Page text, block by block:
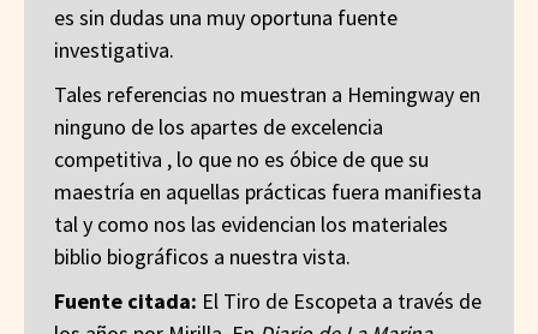
es sin dudas una muy oportuna fuente
investigativa.
Tales referencias no muestran a Hemingway en
ninguno de los apartes de excelencia
competitiva , lo que no es óbice de que su
maestría en aquellas prácticas fuera manifiesta
tal y como nos las evidencian los materiales
biblio biográficos a nuestra vista.
Fuente citada: El Tiro de Escopeta a través de